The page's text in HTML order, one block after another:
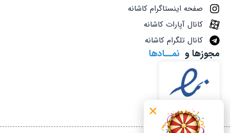
صفحه اینستاگرام کاشانه
کانال آپارات کاشانه
کانال تلگرام کاشانه
مجوزها و نمــادها